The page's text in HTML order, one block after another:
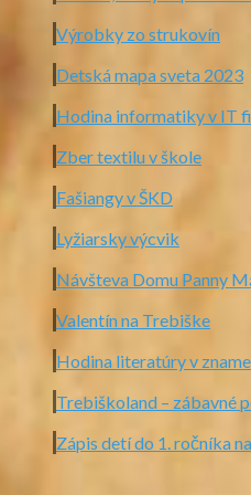
Výrobky zo strukovín
Detská mapa sveta 2023
Hodina informatiky v IT
Zber textilu v škole
Fašiangy v ŠKD
Lyžiarsky výcvik
Návšteva Domu Panny
Valentín na Trebiške
Hodina literatúry v
Trebiškoland – zábavné
Zápis detí do 1. ročníka